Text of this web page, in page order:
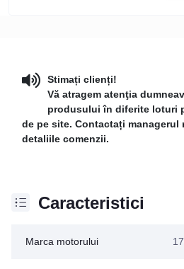
Stimați clienți!
Vă atragem atenţia
produsului în diferite loturi
de pe site. Contactați
detaliile comenzii.
Caracteristici
Marca motorului